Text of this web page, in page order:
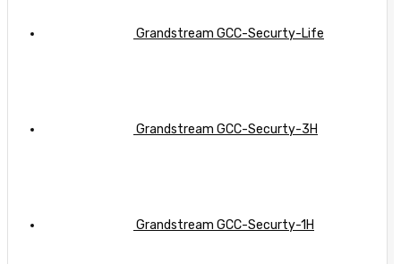
Grandstream GCC-Securty-Life
Grandstream GCC-Securty-3H
Grandstream GCC-Securty-1H